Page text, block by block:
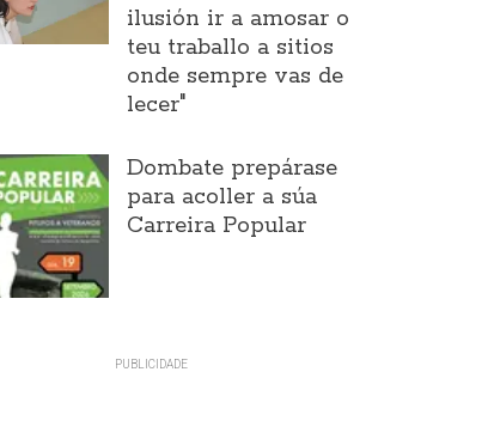
ilusión ir a amosar o
teu traballo a sitios
onde sempre vas de
lecer"
Dombate prepárase
para acoller a súa
Carreira Popular